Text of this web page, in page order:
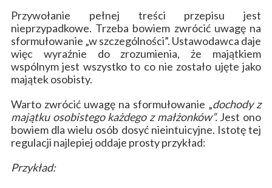
Przywołanie pełnej treści przepisu jest
nieprzypadkowe. Trzeba bowiem zwrócić uwagę na
sformułowanie „w szczególności”. Ustawodawca daje
więc wyraźnie do zrozumienia, że majątkiem
wspólnym jest wszystko to co nie zostało ujęte jako
majątek osobisty.
Warto zwrócić uwagę na sformułowanie „dochody z
majątku osobistego każdego z małżonków”. Jest ono
bowiem dla wielu osób dosyć nieintuicyjne. Istotę tej
regulacji najlepiej oddaje prosty przykład:
Przykład: